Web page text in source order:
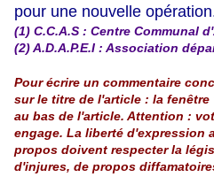
pour une nouvelle
(1) C.C.A.S : Centre Communal
(2) A.D.A.P.E.I : Association
Pour écrire un commentaire
sur le titre de l'article : la fenêtre
au bas de l'article. Attention :
engage. La liberté d'expression
propos doivent respecter la
d'injures, de propos